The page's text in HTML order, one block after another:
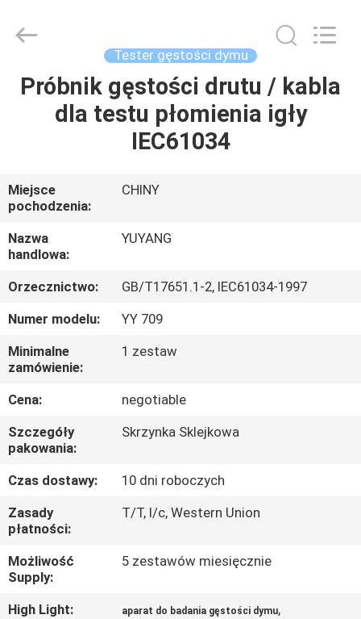
DOM
POKAZ
VR
O
NAS
WYCIECZKA
PO
FABRYCE
SKONTAKTUJ
SIĘ
Z
NAMI
AKTUALNOŚCI
INSTRUMENT
Reserved.
Tester gęstości dymu
Próbnik gęstości drutu / kabla
dla testu płomienia igły
IEC61034
Miejsce
pochodzenia:
CHINY
Nazwa
handlowa:
YUYANG
Orzecznictwo:
GB/T17651.1-2, IEC61034-1997
Numer modelu:
YY 709
Minimalne
zamówienie:
1 zestaw
Cena:
negotiable
Szczegóły
pakowania:
Skrzynka Sklejkowa
Czas dostawy:
10 dni roboczych
Zasady
płatności:
T/T, l/c, Western Union
Możliwość
Supply:
5 zestawów miesięcznie
High Light: aparat do badania gęstości dymu,